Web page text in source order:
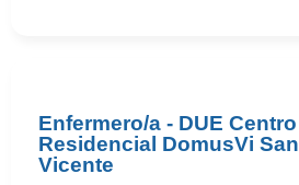
Enfermero/a - DUE Centro
Residencial DomusVi San
Vicente